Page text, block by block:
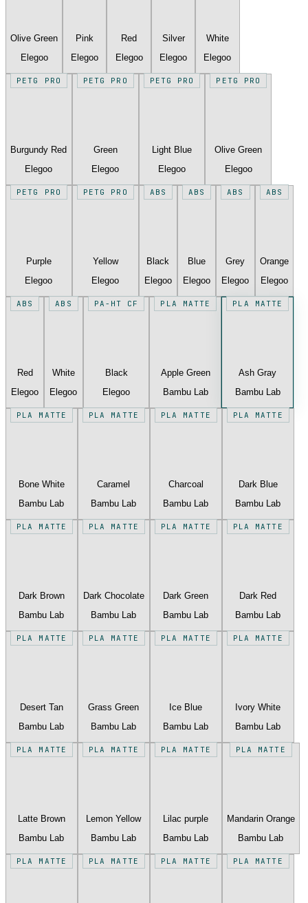
Olive Green
Elegoo
Pink
Elegoo
Red
Elegoo
Silver
Elegoo
White
Elegoo
PETG PRO
Burgundy Red
Elegoo
PETG PRO
Green
Elegoo
PETG PRO
Light Blue
Elegoo
PETG PRO
Olive Green
Elegoo
PETG PRO
Purple
Elegoo
PETG PRO
Yellow
Elegoo
ABS
Black
Elegoo
ABS
Blue
Elegoo
ABS
Grey
Elegoo
ABS
Orange
Elegoo
ABS
Red
Elegoo
ABS
White
Elegoo
PA-HT CF
Black
Elegoo
PLA MATTE
Apple Green
Bambu Lab
PLA MATTE
Ash Gray
Bambu Lab
PLA MATTE
Bone White
Bambu Lab
PLA MATTE
Caramel
Bambu Lab
PLA MATTE
Charcoal
Bambu Lab
PLA MATTE
Dark Blue
Bambu Lab
PLA MATTE
Dark Brown
Bambu Lab
PLA MATTE
Dark Chocolate
Bambu Lab
PLA MATTE
Dark Green
Bambu Lab
PLA MATTE
Dark Red
Bambu Lab
PLA MATTE
Desert Tan
Bambu Lab
PLA MATTE
Grass Green
Bambu Lab
PLA MATTE
Ice Blue
Bambu Lab
PLA MATTE
Ivory White
Bambu Lab
PLA MATTE
Latte Brown
Bambu Lab
PLA MATTE
Lemon Yellow
Bambu Lab
PLA MATTE
Lilac purple
Bambu Lab
PLA MATTE
Mandarin Orange
Bambu Lab
PLA MATTE PLA MATTE PLA MATTE PLA MATTE